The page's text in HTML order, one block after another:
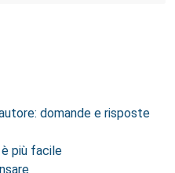
domande e risposte
è più facile